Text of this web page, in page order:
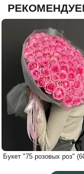
Букет "75 розовых роз"